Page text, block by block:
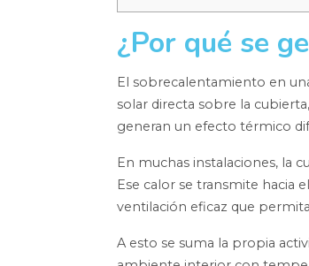
¿Por qué se
El sobrecalentamiento en
solar directa sobre la
generan un efecto térmico
En muchas instalaciones, la
Ese calor se transmite hacia
ventilación eficaz que
A esto se suma la propia